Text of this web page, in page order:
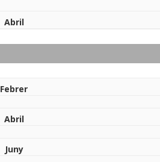
Abril
Febrer
Abril
Juny